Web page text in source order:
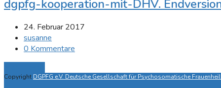
dgpfg-kooperation-mit-DHV.
24. Februar 2017
susanne
0 Kommentare
Copyright DGPFG e.V. Deutsche Gesellschaft für Psychosomatische